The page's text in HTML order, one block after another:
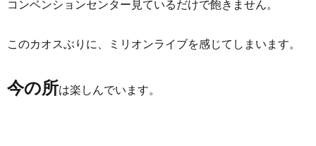
コンベンションセンター見ているだけで飽きません。
このカオスぶりに、ミリオンライブを感じてしまいます。
今の所は楽しんでいます。